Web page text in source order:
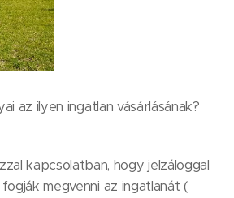
az ilyen ingatlan vásárlásának?
kapcsolatban, hogy jelzáloggal
megvenni az ingatlanát (